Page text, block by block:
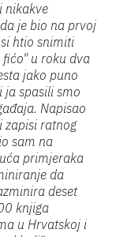
nikakve
je bio na prvoj
htio snimiti
u roku dva
jako puno
ja spasili smo
Napisao
zapisi ratnog
sam na
primjeraka
da
deset
knjiga
u Hrvatskoj i